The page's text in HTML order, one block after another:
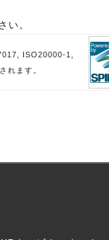
い。
ISO20000-1,
れます。